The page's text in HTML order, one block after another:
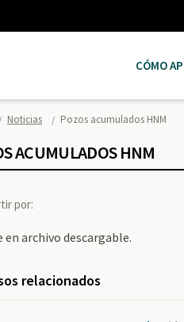
CÓMO
Noticias Pozos acumulados HNM
ACUMULADOS HNM
por:
en archivo descargable.
relacionados